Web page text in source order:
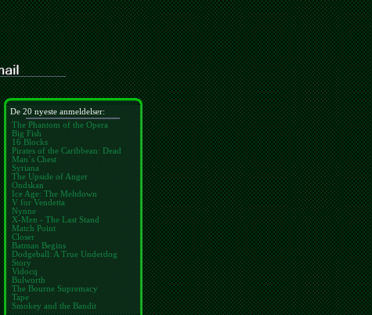
De 20 nyeste anmeldelser:
The Phantom of the Opera
Big Fish
16 Blocks
Pirates of the Caribbean: Dead
Man´s Chest
Syriana
The Upside of Anger
Ondskan
Ice Age: The Meltdown
V for Vendetta
Nynne
X-Men - The Last Stand
Match Point
Closer
Batman Begins
Dodgeball: A True Underdog
Story
Vidocq
Bulworth
The Bourne Supremacy
Tape
Smokey and the Bandit